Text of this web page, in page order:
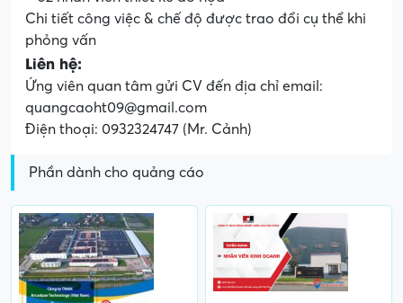
Chi tiết công việc & chế độ được trao đổi cụ thể khi
phỏng vấn
Liên hệ:
Ứng viên quan tâm gửi CV đến địa chỉ email:
quangcaoht09@gmail.com
Điện thoại: 0932324747 (Mr. Cảnh)
Phần dành cho quảng cáo